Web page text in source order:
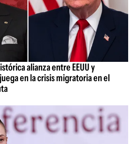
alianza entre EEUU y
en la crisis migratoria en el